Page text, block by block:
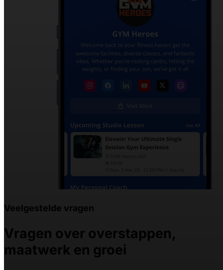
Veelgestelde vragen
Vragen over overstappen,
maatwerk en groei